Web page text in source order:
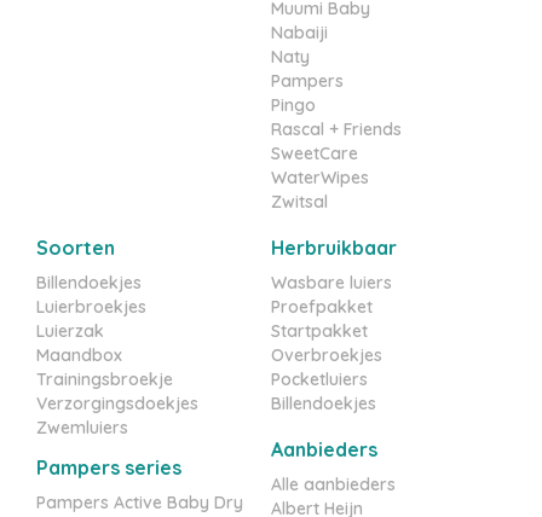
Nabaiji
Naty
Pampers
Pingo
Rascal + Friends
SweetCare
WaterWipes
Zwitsal
Billendoekjes
Luierbroekjes
Luierzak
Maandbox
Trainingsbroekje
Verzorgingsdoekjes
Zwemluiers
Pampers Active Baby Dry
Pampers Active Fit
Wasbare luiers
Proefpakket
Startpakket
Overbroekjes
Pocketluiers
Billendoekjes
Alle aanbieders
Albert Heijn
Aldi